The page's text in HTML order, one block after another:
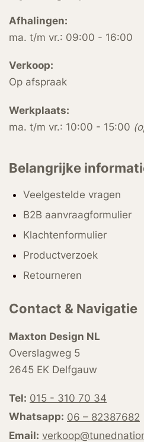
Afhalingen:
ma. t/m vr.: 09:00 - 16:00
Verkoop:
Op afspraak
Werkplaats:
ma. t/m vr.: 10:00 - 15:00
Belangrijke
Veelgestelde vragen
B2B aanvraagformulier
Klachtenformulier
Productverzoek
Retourneren
Contact & Navigatie
Maxton Design NL
Overslagweg 5
2645 EK Delfgauw
Tel: 015 - 310 70 34
Whatsapp: 06 – 82387682
Email: